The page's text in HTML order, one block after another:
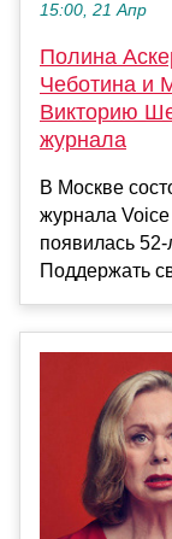
15:00, 21 Апр
Полина
Чеботина и
Викторию
журнала
В Москве
журнала Voice
появилась
Поддержать